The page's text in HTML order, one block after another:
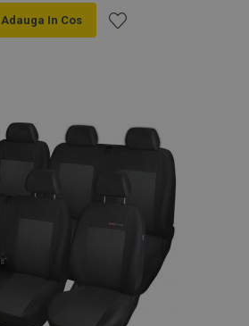
Adauga In Cos
Dorințe